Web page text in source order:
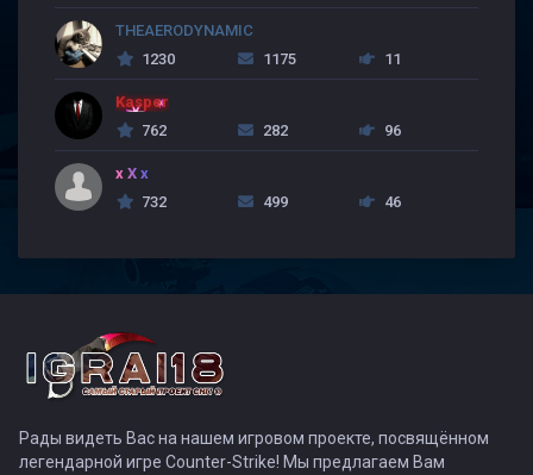
THEAERODYNAMIC
1230
1175 11
Kasper
762
282 96
x X x
732
499 46
Рады видеть Вас на нашем игровом проекте, посвящённом
легендарной игре Counter-Strike! Мы предлагаем Вам